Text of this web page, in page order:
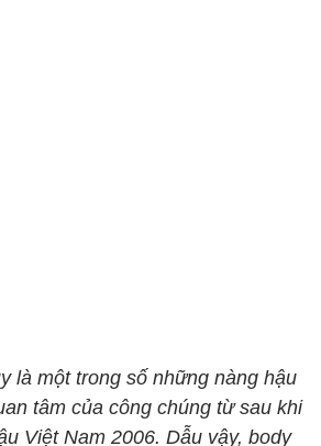
là một trong số những nàng hậu
tâm của công chúng từ sau khi
Việt Nam 2006. Dẫu vậy, body